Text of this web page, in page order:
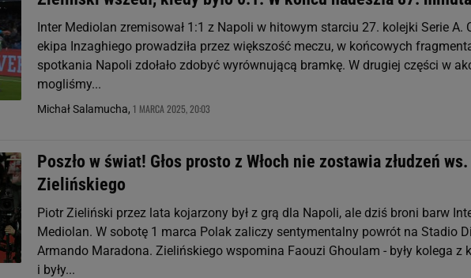
Inter Mediolan zremisował 1:1 z Napoli w hitowym starciu 27. kolejki Serie A.
ekipa Inzaghiego prowadziła przez większość meczu, w końcowych
spotkania Napoli zdołało zdobyć wyrównującą bramkę. W drugiej części w
mogliśmy...
Michał Salamucha, 1 MARCA 2025, 20:03
Poszło w świat! Głos prosto z Włoch nie zostawia złudzeń ws.
Zielińskiego
Piotr Zieliński przez lata kojarzony był z grą dla Napoli, ale dziś broni barw
Mediolan. W sobotę 1 marca Polak zaliczy sentymentalny powrót na Stadio
Armando Maradona. Zielińskiego wspomina Faouzi Ghoulam - były kolega z
i były...